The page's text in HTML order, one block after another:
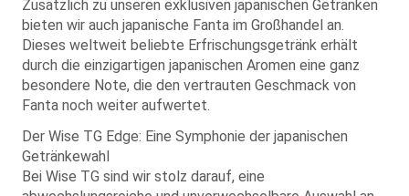
Zusätzlich zu unseren exklusiven japanischen Getränken
bieten wir auch japanische Fanta im Großhandel an.
Dieses weltweit beliebte Erfrischungsgetränk erhält
durch die einzigartigen japanischen Aromen eine ganz
besondere Note, die den vertrauten Geschmack von
Fanta noch weiter aufwertet.
Der Wise TG Edge: Eine Symphonie der japanischen
Getränkewahl
Bei Wise TG sind wir stolz darauf, eine